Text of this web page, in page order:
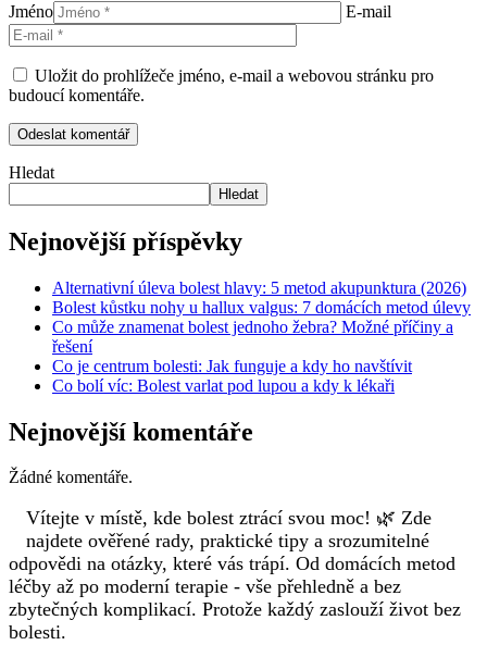
Jméno E-mail
Uložit do prohlížeče jméno, e-mail a webovou stránku pro
budoucí komentáře.
Hledat
Hledat
Nejnovější příspěvky
Alternativní úleva bolest hlavy: 5 metod akupunktura (2026)
Bolest kůstku nohy u hallux valgus: 7 domácích metod úlevy
Co může znamenat bolest jednoho žebra? Možné příčiny a
řešení
Co je centrum bolesti: Jak funguje a kdy ho navštívit
Co bolí víc: Bolest varlat pod lupou a kdy k lékaři
Nejnovější komentáře
Žádné komentáře.
Vítejte v místě, kde bolest ztrácí svou moc! 🌿 Zde
najdete ověřené rady, praktické tipy a srozumitelné
odpovědi na otázky, které vás trápí. Od domácích metod
léčby až po moderní terapie - vše přehledně a bez
zbytečných komplikací. Protože každý zaslouží život bez
bolesti.